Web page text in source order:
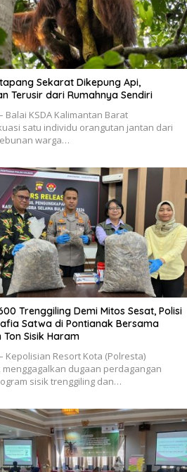
Sekarat Dikepung Api,
Terusir dari Rumahnya Sendiri
Balai KSDA Kalimantan Barat
satu individu orangutan jantan dari
warga…
Trenggiling Demi Mitos Sesat, Polisi
Satwa di Pontianak Bersama
Ton Sisik Haram
Kepolisian Resort Kota (Polresta)
menggagalkan dugaan perdagangan
sisik trenggiling dan…